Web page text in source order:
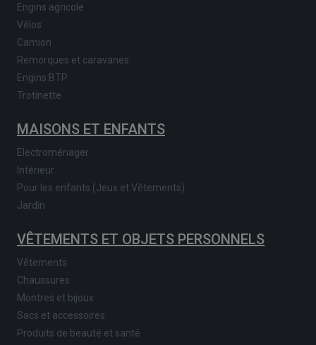
Engins agricole
Vélos
Camion
Remorques et caravanes
Engins BTP
Trotinette
MAISONS ET ENFANTS
Electroménager
Intérieur
Pour les enfants (Jeux et Vêtements)
Jardin
VÊTEMENTS ET OBJETS PERSONNELS
Vêtements
Chaussures
Montres et bijoux
Sacs et accessoires
Produits de beauté et santé